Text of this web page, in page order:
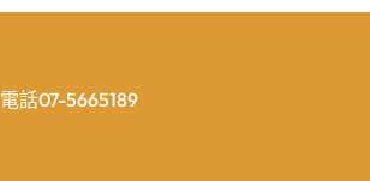
話07-5665189